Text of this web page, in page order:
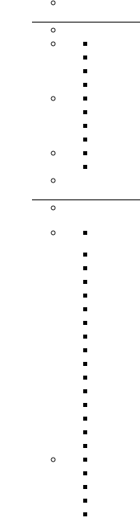
Garantía
Origen
Tiempo de entrega
Productos
TRES
TRES
Mural Gaia